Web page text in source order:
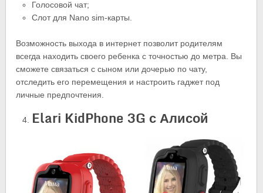
Голосовой чат;
Слот для Nano sim-карты.
Возможность выхода в интернет позволит родителям
всегда находить своего ребенка с точностью до метра. Вы
сможете связаться с сыном или дочерью по чату,
отследить его перемещения и настроить гаджет под
личные предпочтения.
Elari KidPhone 3G с Алисой